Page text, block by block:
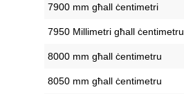
7900 mm għall ċentimetri
7950 Millimetri għall ċentimetru
8000 mm għall ċentimetru
8050 mm għall ċentimetru